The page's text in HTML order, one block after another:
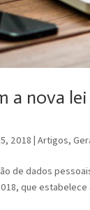
a nova
2018 |Artigos,
de dados
que